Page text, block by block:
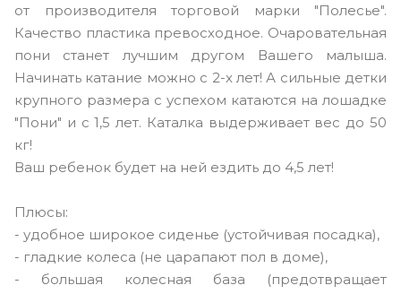
от производителя торговой марки "Полесье".
Качество пластика превосходное. Очаровательная
пони станет лучшим другом Вашего малыша.
Начинать катание можно с 2-х лет! А сильные детки
крупного размера с успехом катаются на лошадке
"Пони" и с 1,5 лет. Каталка выдерживает вес до 50
кг!
Ваш ребенок будет на ней ездить до 4,5 лет!
Плюсы:
- удобное широкое сиденье (устойчивая посадка),
- гладкие колеса (не царапают пол в доме),
- большая колесная база (предотвращает